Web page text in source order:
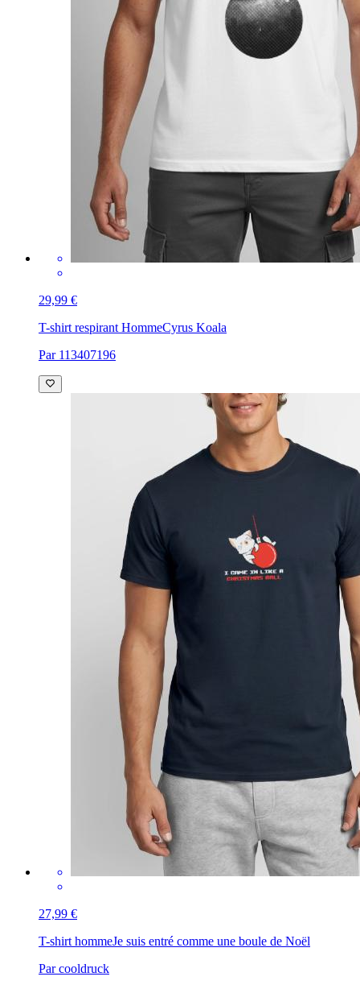
29,99 €
T-shirt respirant HommeCyrus Koala
Par 113407196
27,99 €
T-shirt hommeJe suis entré comme une boule de Noël
Par cooldruck